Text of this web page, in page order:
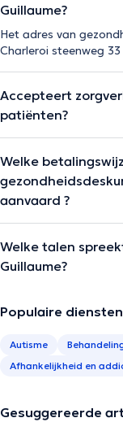
Guillaume?
Het adres van
Charleroi steenweg 33
Accepteert
patiënten?
Welke
aanvaard ?
Welke talen
Guillaume?
Populaire
Autisme
Afhankelijkheid en
Gesuggereerde